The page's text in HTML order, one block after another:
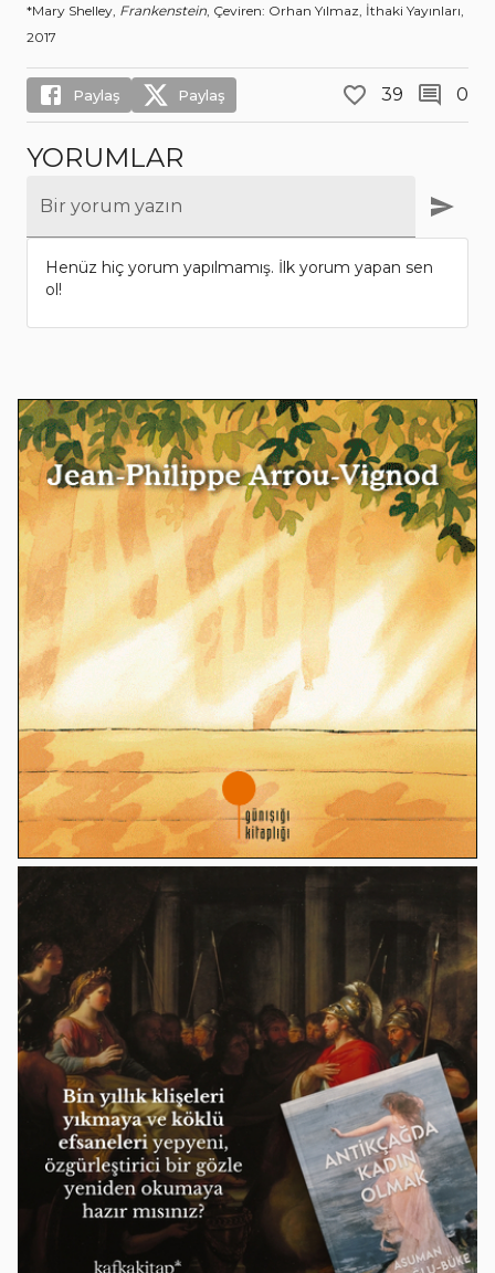
*Mary Shelley, Frankenstein , Çeviren: Orhan Yılmaz, İthaki Yayınları,
2017
Paylaş Paylaş 39 0
YORUMLAR
Bir yorum yazın
Henüz hiç yorum yapılmamış. İlk yorum yapan sen
ol!